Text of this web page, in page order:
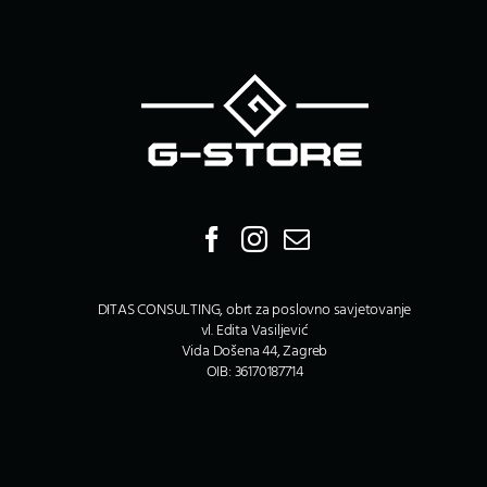
DITAS CONSULTING, obrt za poslovno savjetovanje
vl. Edita Vasiljević
Vida Došena 44, Zagreb
OIB: 36170187714